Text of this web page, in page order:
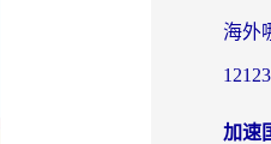
加速